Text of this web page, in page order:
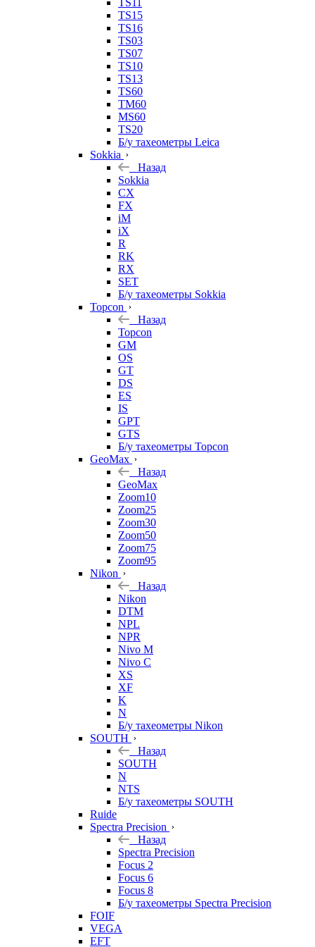
TS11
TS15
TS16
TS03
TS07
TS10
TS13
TS60
TM60
MS60
TS20
Б/у тахеометры Leica
Sokkia
Назад
Sokkia
CX
FX
iM
iX
R
RK
RX
SET
Б/у тахеометры Sokkia
Topcon
Назад
Topcon
GM
OS
GT
DS
ES
IS
GPT
GTS
Б/у тахеометры Topcon
GeoMax
Назад
GeoMax
Zoom10
Zoom25
Zoom30
Zoom50
Zoom75
Zoom95
Nikon
Назад
Nikon
DTM
NPL
NPR
Nivo M
Nivo C
XS
XF
K
N
Б/у тахеометры Nikon
SOUTH
Назад
SOUTH
N
NTS
Б/у тахеометры SOUTH
Ruide
Spectra Precision
Назад
Spectra Precision
Focus 2
Focus 6
Focus 8
Б/у тахеометры Spectra Precision
FOIF
VEGA
EFT